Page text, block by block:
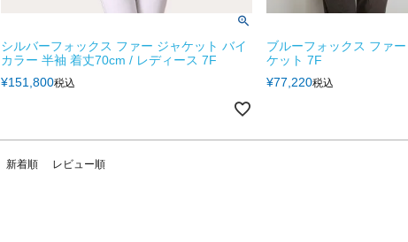
シルバーフォックス ファー ジャケット バイ
カラー 半袖 着丈70cm / レディース 7F
¥151,800税込
ブルーフォックス ファ
ケット 7F
¥77,220税込
新着順 レビュー順